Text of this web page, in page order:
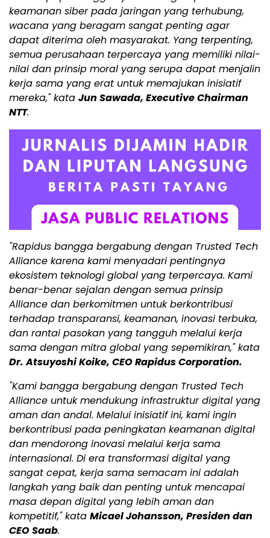
keamanan siber pada jaringan yang terhubung,
wacana yang beragam sangat penting agar
dapat diterima oleh masyarakat. Yang terpenting,
semua perusahaan terpercaya yang memiliki nilai-
nilai dan prinsip moral yang serupa dapat menjalin
kerja sama yang erat untuk memajukan inisiatif
mereka," kata Jun Sawada, Executive Chairman
NTT.
"Rapidus bangga bergabung dengan Trusted Tech
Alliance karena kami menyadari pentingnya
ekosistem teknologi global yang terpercaya. Kami
benar-benar sejalan dengan semua prinsip
Alliance dan berkomitmen untuk berkontribusi
terhadap transparansi, keamanan, inovasi terbuka,
dan rantai pasokan yang tangguh melalui kerja
sama dengan mitra global yang sepemikiran," kata
Dr. Atsuyoshi Koike, CEO Rapidus Corporation.
"Kami bangga bergabung dengan Trusted Tech
Alliance untuk mendukung infrastruktur digital yang
aman dan andal. Melalui inisiatif ini, kami ingin
berkontribusi pada peningkatan keamanan digital
dan mendorong inovasi melalui kerja sama
internasional. Di era transformasi digital yang
sangat cepat, kerja sama semacam ini adalah
langkah yang baik dan penting untuk mencapai
masa depan digital yang lebih aman dan
kompetitif," kata Micael Johansson, Presiden dan
CEO Saab.